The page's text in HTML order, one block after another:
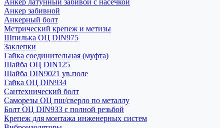
Анкер латунный забивой с насечкой
Анкер забивной
Анкерный болт
Метрический крепеж и метизы
Шпилька ОЦ DIN975
Заклепки
Гайка соединительная (муфта)
Шайба ОЦ DIN125
Шайба DIN9021 ув.поле
Гайка ОЦ DIN934
Сантехнический болт
Саморезы ОЦ пш/сверло по металлу
Болт ОЦ DIN933 с полной резьбой
Крепеж для монтажа инженерных систем